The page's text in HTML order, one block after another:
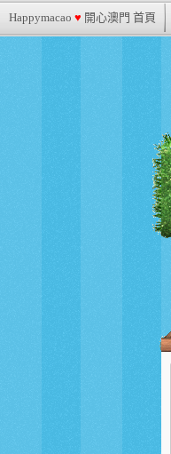
Happymacao ♥ 開心澳門 首頁